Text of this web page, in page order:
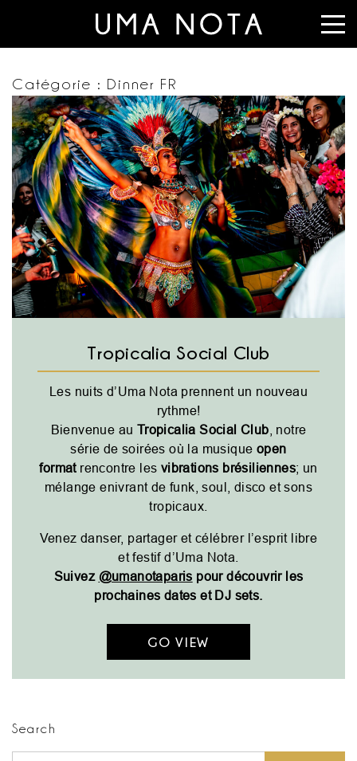
Catégorie : Dinner FR
Tropicalia Social Club
Les nuits d’Uma Nota prennent un nouveau
rythme!
Bienvenue au Tropicalia Social Club , notre
série de soirées où la musique open
formatrencontre les vibrations brésiliennes; un
mélange enivrant de funk, soul, disco et sons
tropicaux.
Venez danser, partager et célébrer l’esprit libre
et festif d’Uma Nota.
Suivez @umanotaparis pour découvrir les
prochaines dates et DJ sets.
GO VIEW
Search